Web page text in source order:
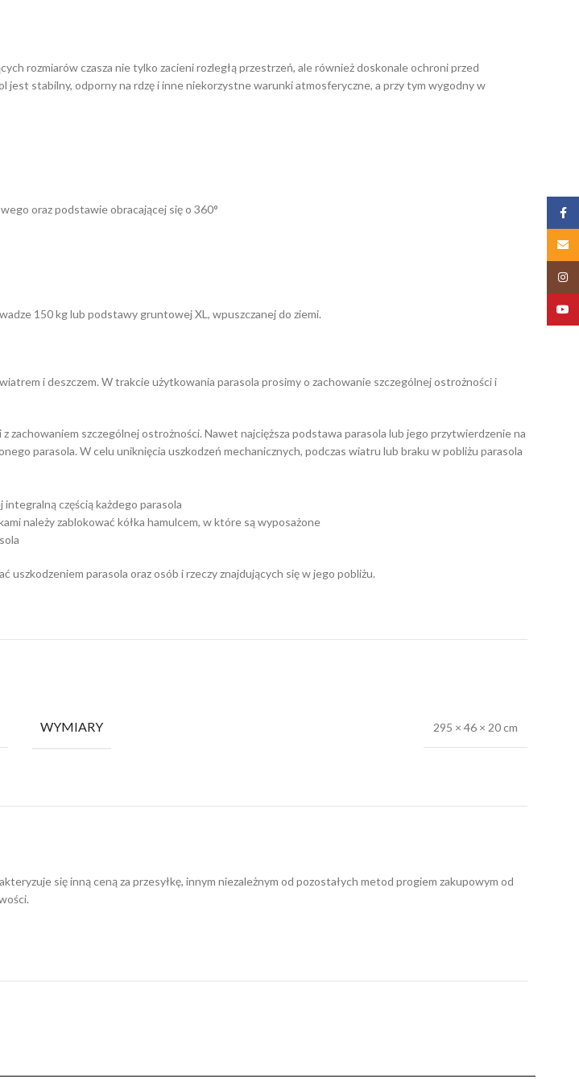
rozmiarów czasza nie tylko zacieni rozległą przestrzeń, ale również doskonale ochroni przed
jest stabilny, odporny na rdzę i inne niekorzystne warunki atmosferyczne, a przy tym wygodny w
oraz podstawie obracającej się o 360°
150 kg lub podstawy gruntowej XL, wpuszczanej do ziemi.
i deszczem. W trakcie użytkowania parasola prosimy o zachowanie szczególnej ostrożności i
szczególnej ostrożności. Nawet najcięższa podstawa parasola lub jego przytwierdzenie na
parasola. W celu uniknięcia uszkodzeń mechanicznych, podczas wiatru lub braku w pobliżu parasola
częścią każdego parasola
należy zablokować kółka hamulcem, w które są wyposażone
parasola oraz osób i rzeczy znajdujących się w jego pobliżu.
WYMIARY 295 × 46 × 20 cm
się inną ceną za przesyłkę, innym niezależnym od pozostałych metod progiem zakupowym od
Email